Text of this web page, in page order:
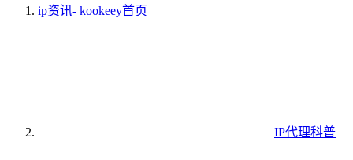
ip资讯- kookeey首页
IP代理科普